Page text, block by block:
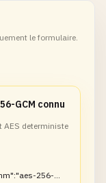
le formulaire.
GCM connu
AES deterministe
256-